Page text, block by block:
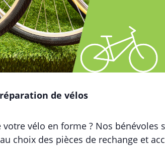
de vélos
votre vélo en forme ? Nos
choix des pièces de rechange et